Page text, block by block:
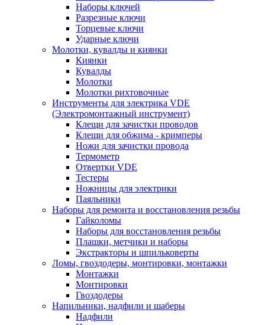
Наборы ключей
Разрезные ключи
Торцевые ключи
Ударные ключи
Молотки, кувалды и киянки
Киянки
Кувалды
Молотки
Молотки рихтовочные
Инструменты для электрика VDE
(Электромонтажный инструмент)
Клещи для зачистки проводов
Клещи для обжима - кримперы
Ножи для зачистки провода
Термометр
Отвертки VDE
Тестеры
Ножницы для электрики
Паяльники
Наборы для ремонта и восстановления резьбы
Гайколомы
Наборы для восстановления резьбы
Плашки, метчики и наборы
Экстракторы и шпильковерты
Ломы, гвоздодеры, монтировки, монтажки
Монтажки
Монтировки
Гвоздодеры
Напильники, надфили и шаберы
Надфили